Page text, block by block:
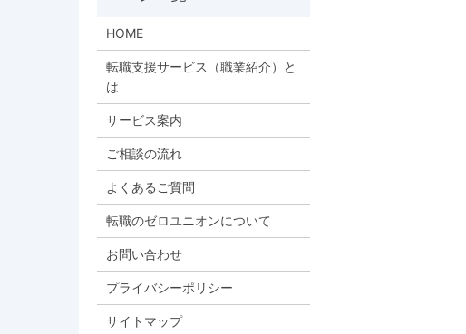
HOME
転職支援サービス（職業紹介）と
は
サービス案内
ご相談の流れ
よくあるご質問
転職のゼロユニオンについて
お問い合わせ
プライバシーポリシー
サイトマップ